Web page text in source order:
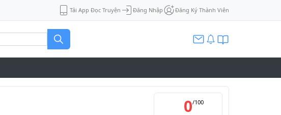
Tải App Đọc Truyện Đăng Nhập Đăng Ký Thành Viên
0/100